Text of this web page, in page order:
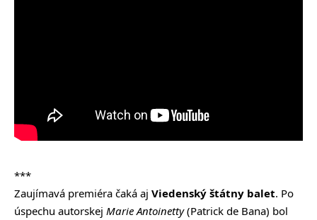
***
Zaujímavá premiéra čaká aj Viedenský štátny balet. Po
úspechu autorskej Marie Antoinetty(Patrick de Bana) bol